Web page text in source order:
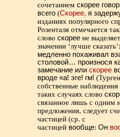
сочетаниемскорее
всего (Скорее, я
изданиях популярного
Розенталя отмечается
словоскорее не
значении ‘лучше сказать’:
медленно похаживал
столовой… произнося
замечание илискорее
вроде «а! эге! гм!
собственные
таких случаях слово
связанное лишь с одним
предложения, следует
частицей (ср. с
частицей вообще:Он